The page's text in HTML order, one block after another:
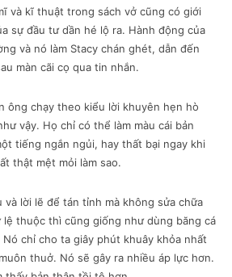
và kĩ thuật trong sách vở cũng có giới
sự đầu tư dần hé lộ ra. Hành động của
và nó làm Stacy chán ghét, dẫn đến
màn cãi cọ qua tin nhắn.
ông chạy theo kiểu lời khuyên hẹn hò
vậy. Họ chỉ có thể làm màu cái bản
tiếng ngắn ngủi, hay thất bại ngay khi
thật mệt mỏi làm sao.
lời lẽ để tán tỉnh mà không sửa chữa
lệ thuộc thì cũng giống như dùng băng cá
chỉ cho ta giây phút khuây khỏa nhất
thuở. Nó sẽ gây ra nhiều áp lực hơn.